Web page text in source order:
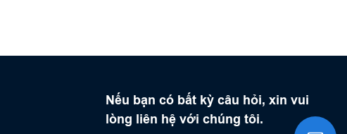
Nếu bạn có bất kỳ câu hỏi, xin vui
lòng liên hệ với chúng tôi.